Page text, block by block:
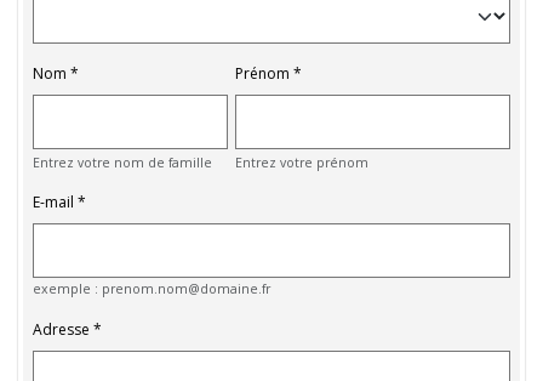
Nom
Entrez votre nom de famille
Prénom
Entrez votre prénom
E-mail
exemple : prenom.nom@domaine.fr
Adresse